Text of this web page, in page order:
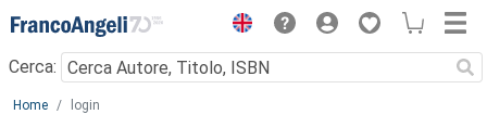
Menu
Cerca:
Main content
Home login